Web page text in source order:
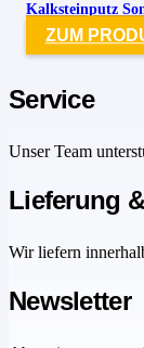
Kalksteinputz
ZUM
Service
Unser Team
Lieferung
Wir liefern
Newsletter